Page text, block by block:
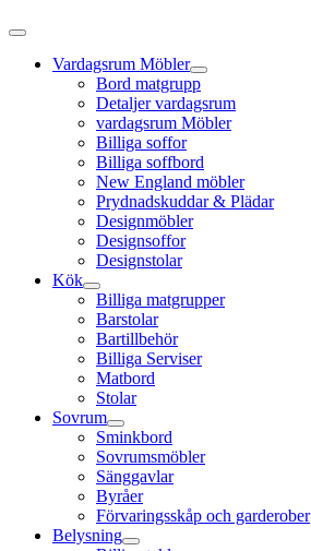
Vardagsrum Möbler
Bord matgrupp
Detaljer vardagsrum
vardagsrum Möbler
Billiga soffor
Billiga soffbord
New England möbler
Prydnadskuddar & Plädar
Designmöbler
Designsoffor
Designstolar
Kök
Billiga matgrupper
Barstolar
Bartillbehör
Billiga Serviser
Matbord
Stolar
Sovrum
Sminkbord
Sovrumsmöbler
Sänggavlar
Byråer
Förvaringsskåp och garderober
Belysning